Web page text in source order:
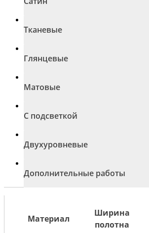
Тканевые
Глянцевые
Матовые
С подсветкой
Двухуровневые
Дополнительные работы
Материал
Ширина
полотна